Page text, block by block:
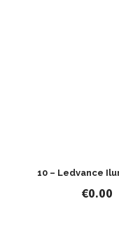
10 – Ledvance
€0.00